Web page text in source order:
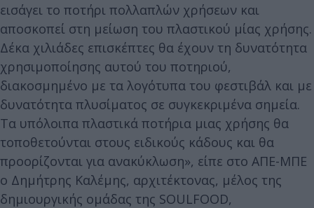
εισάγει το ποτήρι πολλαπλών χρήσεων και
αποσκοπεί στη μείωση του πλαστικού μίας χρήσης.
Δέκα χιλιάδες επισκέπτες θα έχουν τη δυνατότητα
χρησιμοποίησης αυτού του ποτηριού,
διακοσμημένο με τα λογότυπα του φεστιβάλ και με
δυνατότητα πλυσίματος σε συγκεκριμένα σημεία.
Τα υπόλοιπα πλαστικά ποτήρια μιας χρήσης θα
τοποθετούνται στους ειδικούς κάδους και θα
προορίζονται για ανακύκλωση», είπε στο ΑΠΕ-ΜΠΕ
ο Δημήτρης Καλέμης, αρχιτέκτονας, μέλος της
δημιουργικής ομάδας της SOULFOOD,